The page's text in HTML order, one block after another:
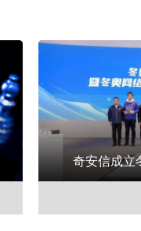
奇安信成立